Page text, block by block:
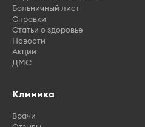
Больничный лист
Справки
Статьи о здоровье
Новости
Акции
ДМС
Клиника
Врачи